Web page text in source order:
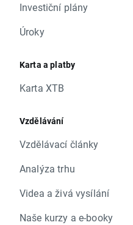
Investiční plány
Úroky
Karta a platby
Karta XTB
Vzdělávání
Vzdělávací články
Analýza trhu
Videa a živá vysílání
Naše kurzy a e-booky